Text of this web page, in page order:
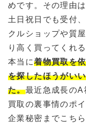
めです。その理由
土日祝日でも受付
クルショップや質
り高く買ってくれ
本当に着物買取を
を探したほうがい
た。最近急成長のA
買取の裏事情のポ
企業秘密までこち